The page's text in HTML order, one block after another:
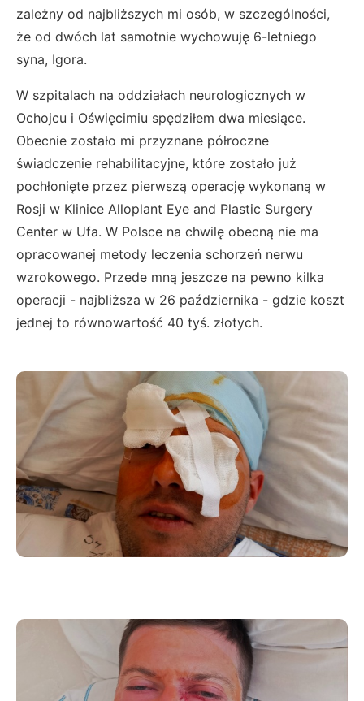
zależny od najbliższych mi osób, w szczególności,
że od dwóch lat samotnie wychowuję 6-letniego
syna, Igora.
W szpitalach na oddziałach neurologicznych w
Ochojcu i Oświęcimiu spędziłem dwa miesiące.
Obecnie zostało mi przyznane półroczne
świadczenie rehabilitacyjne, które zostało już
pochłonięte przez pierwszą operację wykonaną w
Rosji w Klinice Alloplant Eye and Plastic Surgery
Center w Ufa. W Polsce na chwilę obecną nie ma
opracowanej metody leczenia schorzeń nerwu
wzrokowego. Przede mną jeszcze na pewno kilka
operacji - najbliższa w 26 października - gdzie koszt
jednej to równowartość 40 tyś. złotych.